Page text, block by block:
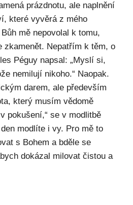
prázdnotu, ale naplnění
které vyvěrá z mého
mě nepovolal k tomu,
zkamenět. Nepatřím k těm, o
Péguy napsal: „Myslí si,
nemilují nikoho.“ Naopak.
darem, ale především
který musím vědomě
pokušení,“ se v modlitbě
modlíte i vy. Pro mě to
s Bohem a bděle se
dokázal milovat čistou a